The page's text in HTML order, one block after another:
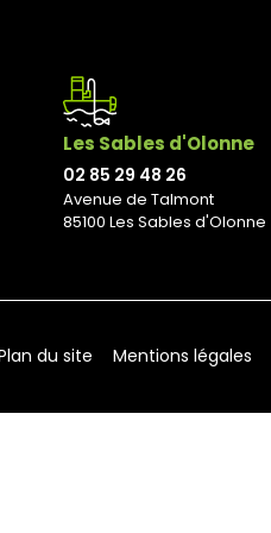
Les Sables d'Olonne
02 85 29 48 26
Avenue de Talmont
85100 Les Sables d'Olonne
du site Mentions légales